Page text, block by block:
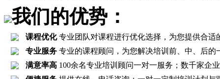
我们的优势：
课程优化专业团队对课程进行优化选择，为您提供合适
专业服务 专业的课程顾问，为您解决培训前、中、后的
满意率高 100余名专业培训顾问一对一服务；数千家企